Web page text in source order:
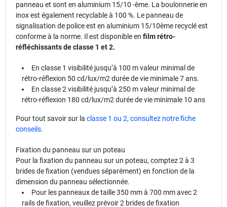
panneau et sont en aluminium 15/10 -ème. La boulonnerie en
inox est également recyclable à 100 %. Le panneau de
signalisation de police est en aluminium 15/10ème recyclé est
conforme à la norme. Il est disponible en film rétro-
réfléchissants de classe 1 et 2.
En classe 1 visibilité jusqu’à 100 m valeur minimal de
rétro-réflexion 50 cd/lux/m2 durée de vie minimale 7 ans.
En classe 2 visibilité jusqu’à 250 m valeur minimal de
rétro-réflexion 180 cd/lux/m2 durée de vie minimale 10 ans
Pour tout savoir sur la classe 1 ou 2, consultez notre fiche
conseils.
Fixation du panneau sur un poteau
Pour la fixation du panneau sur un poteau, comptez 2 à 3
brides de fixation (vendues séparément) en fonction de la
dimension du panneau sélectionnée.
Pour les panneaux de taille 350 mm à 700 mm avec 2
rails de fixation, veuillez prévoir 2 brides de fixation